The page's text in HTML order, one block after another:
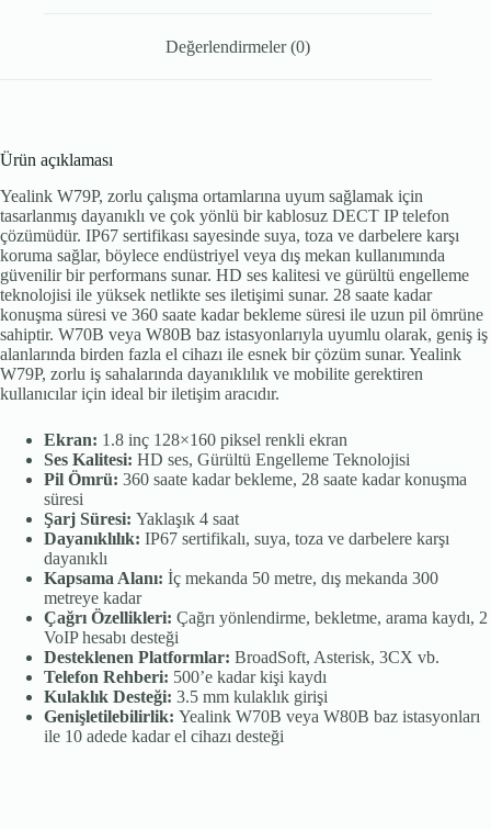
Değerlendirmeler (0)
Ürün açıklaması
Yealink W79P, zorlu çalışma ortamlarına uyum sağlamak için
tasarlanmış dayanıklı ve çok yönlü bir kablosuz DECT IP telefon
çözümüdür. IP67 sertifikası sayesinde suya, toza ve darbelere karşı
koruma sağlar, böylece endüstriyel veya dış mekan kullanımında
güvenilir bir performans sunar. HD ses kalitesi ve gürültü engelleme
teknolojisi ile yüksek netlikte ses iletişimi sunar. 28 saate kadar
konuşma süresi ve 360 saate kadar bekleme süresi ile uzun pil ömrüne
sahiptir. W70B veya W80B baz istasyonlarıyla uyumlu olarak, geniş iş
alanlarında birden fazla el cihazı ile esnek bir çözüm sunar. Yealink
W79P, zorlu iş sahalarında dayanıklılık ve mobilite gerektiren
kullanıcılar için ideal bir iletişim aracıdır.
Ekran: 1.8 inç 128×160 piksel renkli ekran
Ses Kalitesi: HD ses, Gürültü Engelleme Teknolojisi
Pil Ömrü: 360 saate kadar bekleme, 28 saate kadar konuşma
süresi
Şarj Süresi: Yaklaşık 4 saat
Dayanıklılık: IP67 sertifikalı, suya, toza ve darbelere karşı
dayanıklı
Kapsama Alanı: İç mekanda 50 metre, dış mekanda 300
metreye kadar
Çağrı Özellikleri: Çağrı yönlendirme, bekletme, arama kaydı, 2
VoIP hesabı desteği
Desteklenen Platformlar: BroadSoft, Asterisk, 3CX vb.
Telefon Rehberi: 500’e kadar kişi kaydı
Kulaklık Desteği: 3.5 mm kulaklık girişi
Genişletilebilirlik: Yealink W70B veya W80B baz istasyonları
ile 10 adede kadar el cihazı desteği